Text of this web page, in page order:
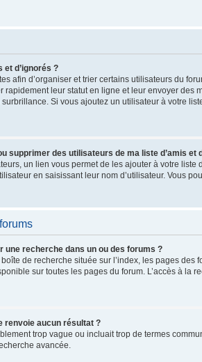
et d’ignorés ?
afin d’organiser et trier certains utilisateurs du
rapidement leur statut en ligne et leur envoyer
Si vous ajoutez un utilisateur à votre
supprimer des utilisateurs de ma liste d’amis et
un lien vous permet de les ajouter à votre
en saisissant leur nom d’utilisateur. Vous
une recherche dans un ou des forums ?
de recherche située sur l’index, les pages
sur toutes les pages du forum. L’accès à la
renvoie aucun résultat ?
trop vague ou incluait trop de termes
avancée.